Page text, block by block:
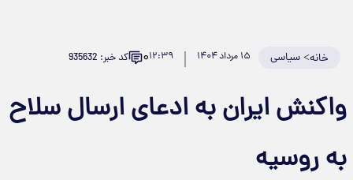
خانه>سیاسی ۱۵ مرداد ۱۴۰۴ ۱۲:۳۹۰ کد خبر: 935632
واکنش ایران به ادعای ارسال سلاح
به روسیه